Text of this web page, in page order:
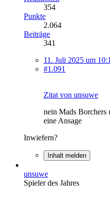
354
Punkte
2.064
Beiträge
341
11. Juli 2025 um
#1.091
Zitat von unsuwe
nein Mads Borchers
eine Ansage
Inwiefern?
Inhalt melden
unsuwe
Spieler des Jahres